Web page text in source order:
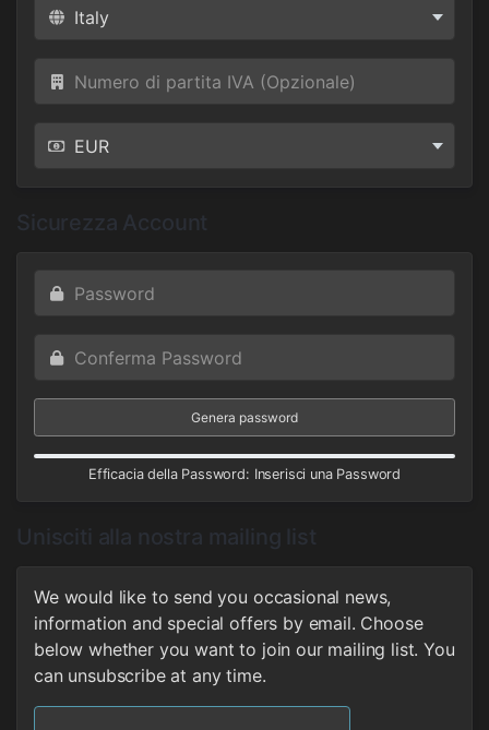
Sicurezza Account
Genera password
Efficacia della Password: Inserisci una Password
Unisciti alla nostra mailing list
We would like to send you occasional news,
information and special offers by email. Choose
below whether you want to join our mailing list. You
can unsubscribe at any time.